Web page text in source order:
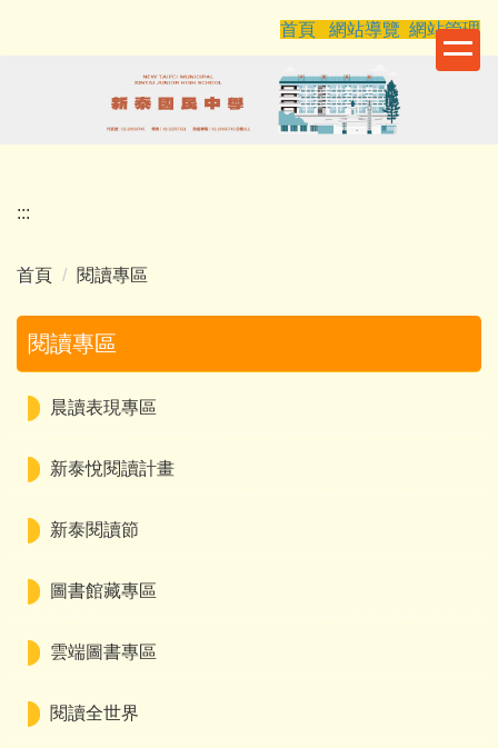
首頁 網站導覽 網站管理
:::
首頁 閱讀專區
閱讀專區
晨讀表現專區
新泰悅閱讀計畫
新泰閱讀節
圖書館藏專區
雲端圖書專區
閱讀全世界